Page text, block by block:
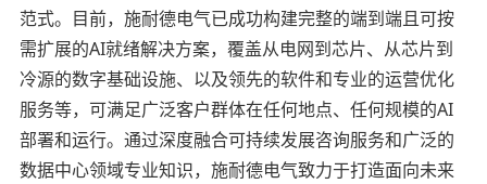
范式。目前，施耐德电气已成功构建完整的端到端且可按
需扩展的AI就绪解决方案，覆盖从电网到芯片、从芯片到
冷源的数字基础设施、以及领先的软件和专业的运营优化
服务等，可满足广泛客户群体在任何地点、任何规模的AI
部署和运行。通过深度融合可持续发展咨询服务和广泛的
数据中心领域专业知识，施耐德电气致力于打造面向未来